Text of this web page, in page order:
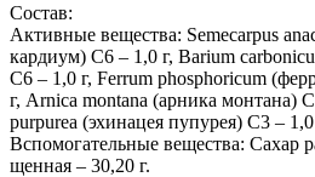
Со­став:
Ак­тив­ные ве­ще­ства: Semecarpus
кар­ди­ум) C6 – 1,0 г, Barium
C6 – 1,0 г, Ferrum phosphoricum
г, Arnica montana (ар­ни­ка мон­та­на)
purpurea (эхи­на­цея пу­пу­рея) C3 – 1,0
Вс­по­мо­га­тель­ные ве­ще­ства: Са­хар
щен­ная – 30,20 г.